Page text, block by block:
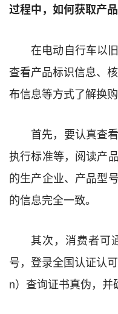
过程中，如何获取产
在电动自行车以
查看产品标识信息、
布信息等方式了解换
首先，要认真查
执行标准等，阅读产
的生产企业、产品型
的信息完全一致。
其次，消费者可
号，登录全国认证认
n）查询证书真伪，并